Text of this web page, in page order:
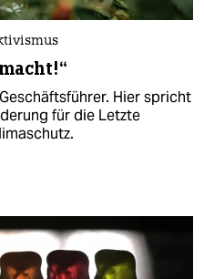
Hier spricht
für die Letzte